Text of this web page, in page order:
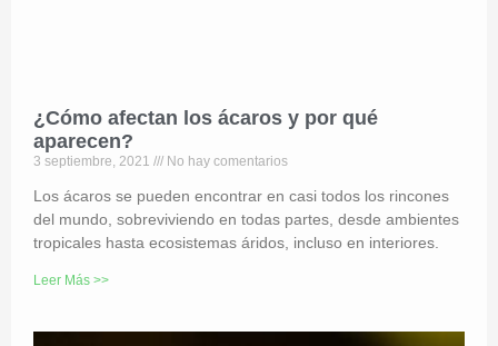
¿Cómo afectan los ácaros y por qué
aparecen?
3 septiembre, 2021 No hay comentarios
Los ácaros se pueden encontrar en casi todos los rincones
del mundo, sobreviviendo en todas partes, desde ambientes
tropicales hasta ecosistemas áridos, incluso en interiores.
Leer Más >>